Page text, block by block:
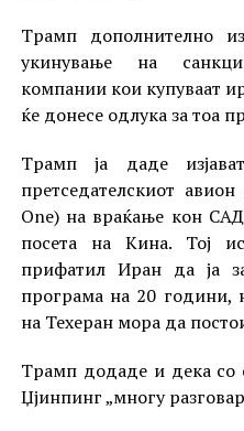
Трамп дополнително
укинување на
компании кои купуваат
ќе донесе одлука за тоа
Трамп ја даде
претседателскиот
One) на враќање кон
посета на Кина. Тој
прифатил Иран да ја
програма на 20 години,
на Техеран мора да
Трамп додаде и дека со
Џјинпинг „многу